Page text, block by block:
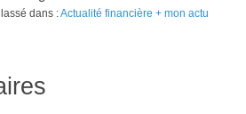
dans :Actualité financière + mon actu